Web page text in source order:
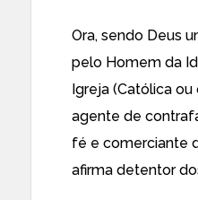
Ora, sendo Deus
pelo Homem da
Igreja (Católica
agente de
fé e comerciante
afirma detentor